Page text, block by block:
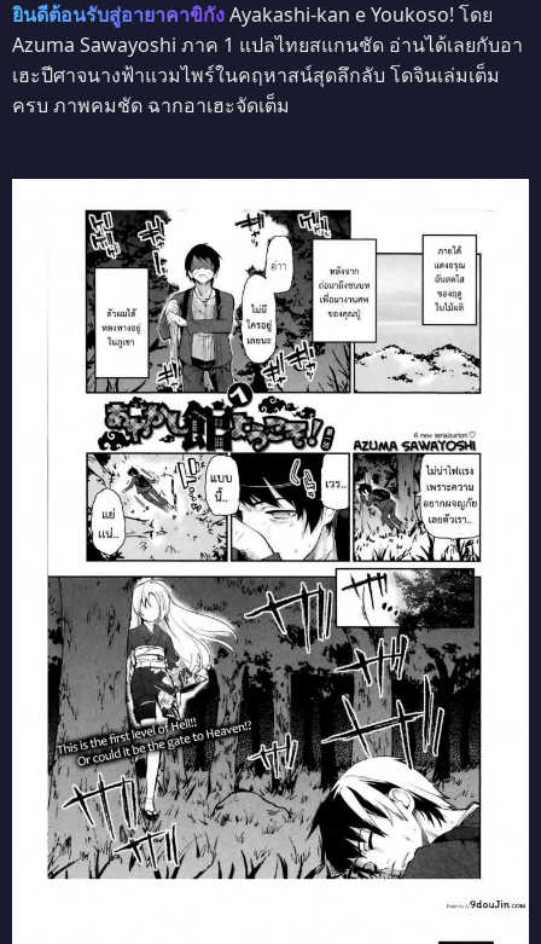
ยินดีต้อนรับสู่อายาคาขิกังAyakashi-kan e Youkoso! โดย
Azuma Sawayoshi ภาค 1 แปลไทยสแกนชัด อ่านได้เลยกับอา
เฮะปีศาจนางฟ้าแวมไพร์ในคฤหาสน์สุดลึกลับ โดจินเล่มเต็ม
ครบ ภาพคมชัด ฉากอาเฮะจัดเต็ม